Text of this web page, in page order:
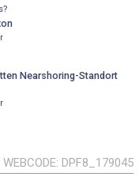
Nearshoring-Standort
WEBCODE DPF8_179045